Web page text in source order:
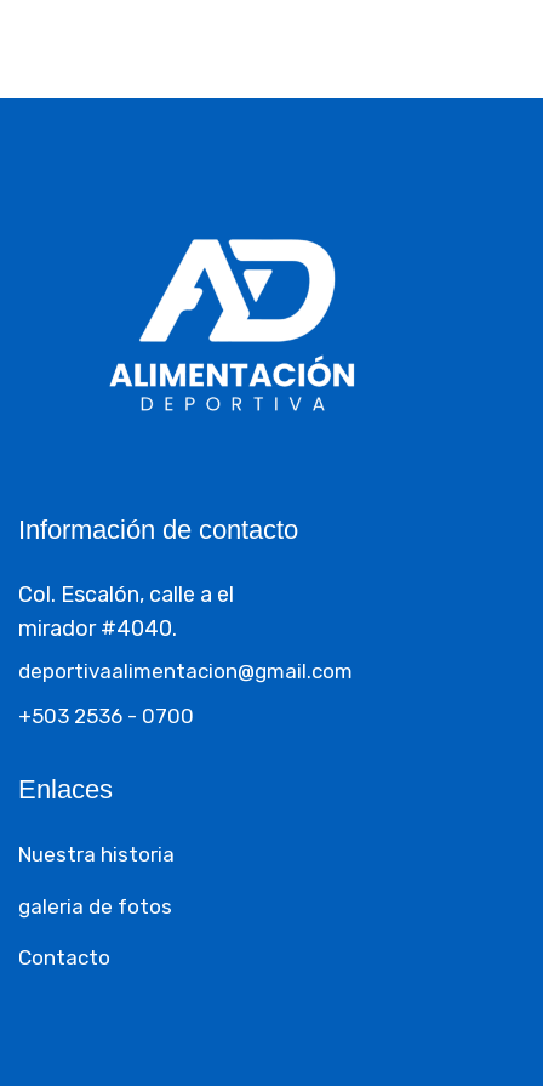
Información de contacto
Col. Escalón, calle a el
mirador #4040.
deportivaalimentacion@gmail.com
+503 2536 - 0700
Enlaces
Nuestra historia
galeria de fotos
Contacto